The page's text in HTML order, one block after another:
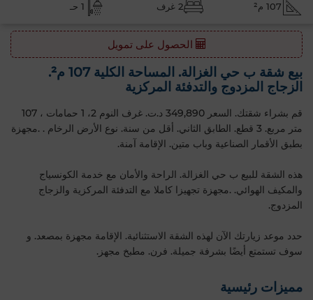
107 م² 2 غرف 1 حـ
الحصول على تمويل
بيع شقة ب حي الغزالة. المساحة الكلية 107 م².
الزجاج المزدوج والتدفئة المركزية
قم بشراء شقتك. السعر 349,890 د.ت. غرف النوم 2، 1 حمامات ، 107
متر مربع. 3 قطع. الطابق الثاني‎. أقل من سنة. نوع الأرض الرخام . .مجهزة
بطبق الأقمار الصناعية وباب متين. الإقامة آمنة.
هذه الشقة للبيع ب حي الغزالة. الراحة والأمان مع خدمة الكونسياج
والمكيف الهوائي. .مجهزة تجهيزا كاملا مع التدفئة المركزية والزجاج
المزدوج.
حدد موعد زيارتك الآن لهذه الشقة الاستثنائية. الإقامة مجهزة بمصعد. و
سوف تستمتع أيضًا بشرفة جميلة. فرن. مطبخ مجهز.
مميزات رئيسية